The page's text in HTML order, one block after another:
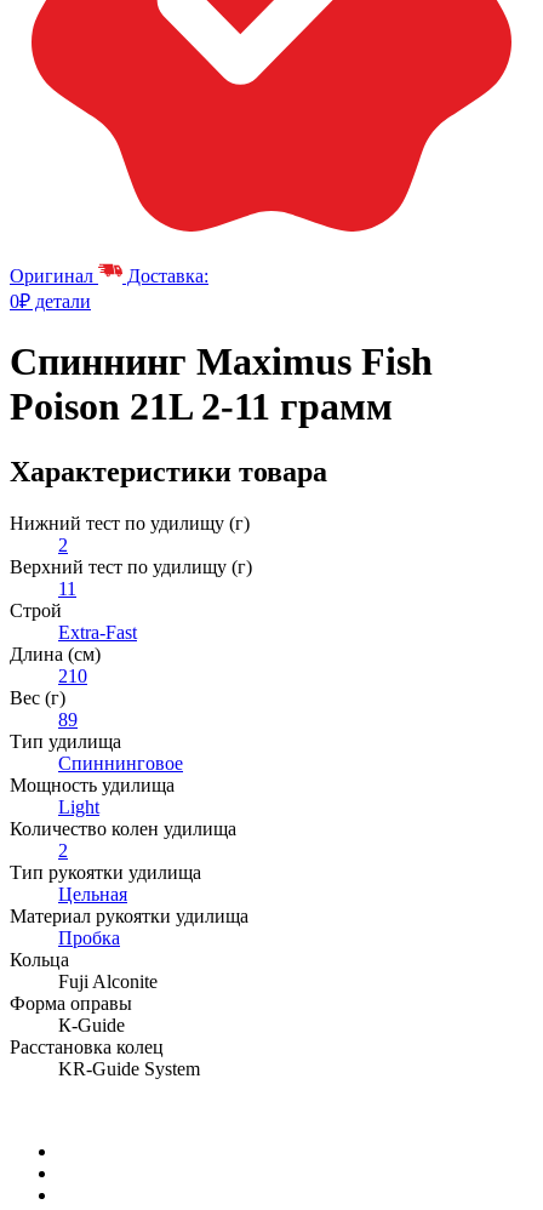
Оригинал
Доставка:
0₽ детали
Спиннинг Maximus Fish
Poison 21L 2-11 грамм
Характеристики товара
Нижний тест по удилищу (г)
2
Верхний тест по удилищу (г)
11
Строй
Extra-Fast
Длина (см)
210
Вес (г)
89
Тип удилища
Спиннинговое
Мощность удилища
Light
Количество колен удилища
2
Тип рукоятки удилища
Цельная
Материал рукоятки удилища
Пробка
Кольца
Fuji Alconite
Форма оправы
К-Guide
Расстановка колец
KR-Guide System